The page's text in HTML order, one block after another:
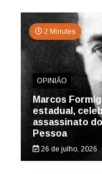
2 Minutes
OPINIÃO
Marcos
estadual,
assassinato
Pessoa
26 de julho, 2026